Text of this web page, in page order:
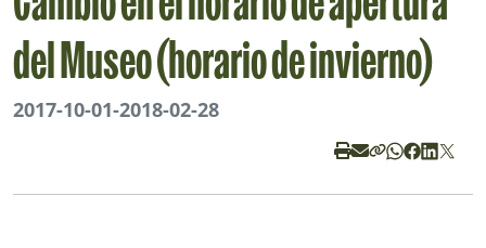
del Museo (horario de invierno)
2017-10-01-2018-02-28